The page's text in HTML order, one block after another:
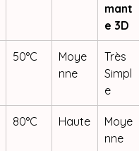
mant
e 3D
50°C
Moye
nne
Très
Simpl
e
80°C Haute
Moye
nne